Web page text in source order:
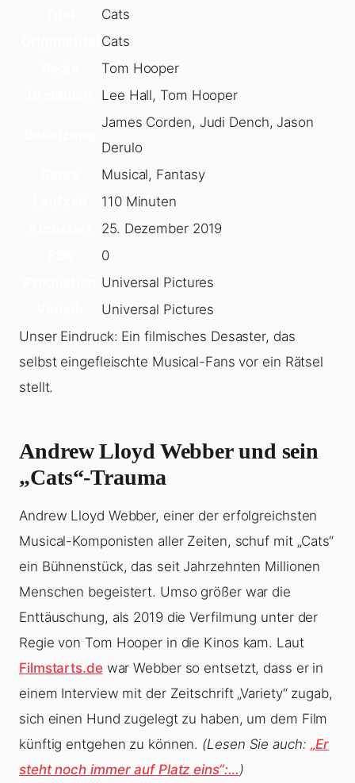
Cats
Cats
Tom Hooper
Lee Hall, Tom Hooper
James Corden, Judi Dench, Jason
Derulo
Musical, Fantasy
110 Minuten
25. Dezember 2019
0
Universal Pictures
Universal Pictures
Unser Eindruck: Ein filmisches Desaster, das
selbst eingefleischte Musical-Fans vor ein Rätsel
stellt.
Andrew Lloyd Webber und sein
„Cats“-Trauma
Andrew Lloyd Webber, einer der erfolgreichsten
Musical-Komponisten aller Zeiten, schuf mit „Cats“
ein Bühnenstück, das seit Jahrzehnten Millionen
Menschen begeistert. Umso größer war die
Enttäuschung, als 2019 die Verfilmung unter der
Regie von Tom Hooper in die Kinos kam. Laut
Filmstarts.dewar Webber so entsetzt, dass er in
einem Interview mit der Zeitschrift „Variety“ zugab,
sich einen Hund zugelegt zu haben, um dem Film
künftig entgehen zu können. (Lesen Sie auch: „Er
steht noch immer auf Platz eins“:…)